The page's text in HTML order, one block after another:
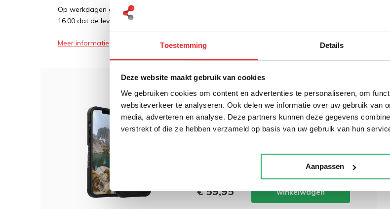
Toestemming Details
Deze website maakt gebruik van cookies
We gebruiken cookies om content en advertenties te personaliseren, om
websiteverkeer te analyseren. Ook delen we informatie over uw gebruik van
media, adverteren en analyse. Deze partners kunnen deze gegevens
verstrekt of die ze hebben verzameld op basis van uw gebruik van hun
Aanpassen
Op werkdagen geldt over het algemeen dat als een bestelling geplaatst en betaald is voor
16:00 dat de levering de volgende dag plaatsvindt.
Meer informatie
Dit wordt 'm!
Rokform iPhone 14 Plus Crystal
Case, , MagSafe®-compatibel
(0)
€ 59,95
winkelwagen